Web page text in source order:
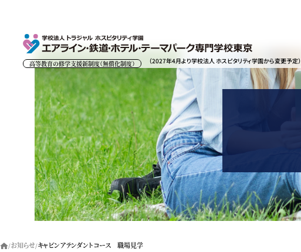
高等教育の修学支援新制度（無償化制度） （2027年4月より学校法人 ホスピタリティ学園から変更予定）
お知らせ キャビンアテンダントコース 職場見学